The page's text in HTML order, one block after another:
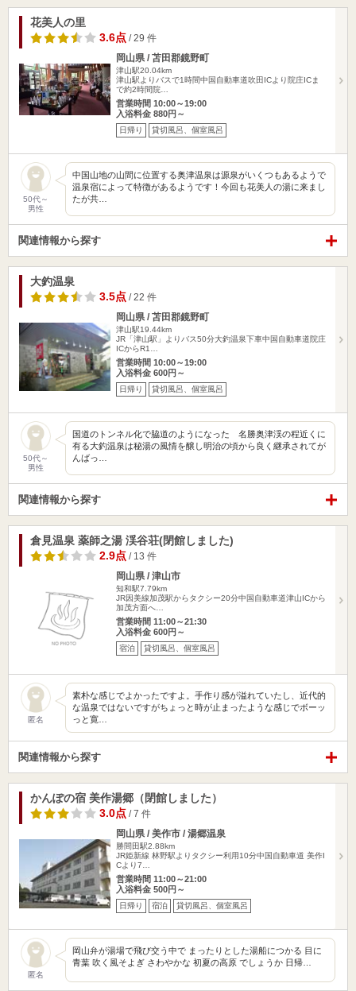
花美人の里
3.6点 / 29 件
岡山県 / 苫田郡鏡野町
津山駅20.04km
津山駅よりバスで1時間中国自動車道吹田ICより院庄ICま
で約2時間院…
営業時間 10:00～19:00
入浴料金 880円～
日帰り 貸切風呂、個室風呂
50代～
男性
中国山地の山間に位置する奥津温泉は源泉がいくつもあるようで
温泉宿によって特徴があるようです！今回も花美人の湯に来まし
たが共…
関連情報から探す
大釣温泉
3.5点 / 22 件
岡山県 / 苫田郡鏡野町
津山駅19.44km
JR「津山駅」よりバス50分大釣温泉下車中国自動車道院庄
ICからR1…
営業時間 10:00～19:00
入浴料金 600円～
日帰り 貸切風呂、個室風呂
50代～
男性
国道のトンネル化で脇道のようになった 名勝奥津渓の程近くに
有る大釣温泉は秘湯の風情を醸し明治の頃から良く継承されてが
んばっ…
関連情報から探す
倉見温泉 薬師之湯 渓谷荘(閉館しました)
2.9点 / 13 件
岡山県 / 津山市
知和駅7.79km
JR因美線加茂駅からタクシー20分中国自動車道津山ICから
加茂方面へ…
営業時間 11:00～21:30
入浴料金 600円～
宿泊 貸切風呂、個室風呂
匿名
素朴な感じでよかったですよ。手作り感が溢れていたし、近代的
な温泉ではないですがちょっと時が止まったような感じでボーッ
っと寛…
関連情報から探す
かんぽの宿 美作湯郷（閉館しました）
3.0点 / 7 件
岡山県 / 美作市 / 湯郷温泉
勝間田駅2.88km
JR姫新線 林野駅よりタクシー利用10分中国自動車道 美作I
Cより7…
営業時間 11:00～21:00
入浴料金 500円～
日帰り 宿泊 貸切風呂、個室風呂
匿名
岡山弁が湯場で飛び交う中で まったりとした湯船につかる 目に
青葉 吹く風そよぎ さわやかな 初夏の高原 でしょうか 日帰…